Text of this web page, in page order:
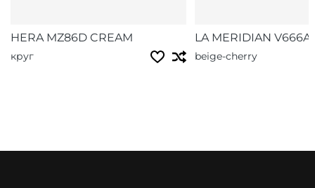
HERA MZ86D CREAM
круг
LA MERIDIAN V666A
beige-cherry